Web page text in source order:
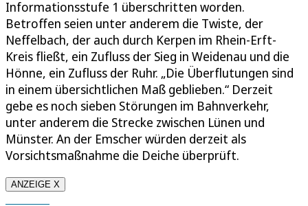
Informationsstufe 1 überschritten worden.
Betroffen seien unter anderem die Twiste, der
Neffelbach, der auch durch Kerpen im Rhein-Erft-
Kreis fließt, ein Zufluss der Sieg in Weidenau und die
Hönne, ein Zufluss der Ruhr. „Die Überflutungen sind
in einem übersichtlichen Maß geblieben.“ Derzeit
gebe es noch sieben Störungen im Bahnverkehr,
unter anderem die Strecke zwischen Lünen und
Münster. An der Emscher würden derzeit als
Vorsichtsmaßnahme die Deiche überprüft.
ANZEIGE X